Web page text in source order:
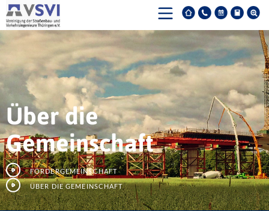
Über die
Gemeinschaft
Fördergemeinschaft
Über die Gemeinschaft